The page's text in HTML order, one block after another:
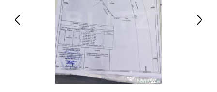
Servicii
Animale de companie
Afaceri și echipamente profesionale
Inchiriere Bunuri si Vehicule
Utilaje agricole si industriale
Piese auto si accesorii
Dacia Duster